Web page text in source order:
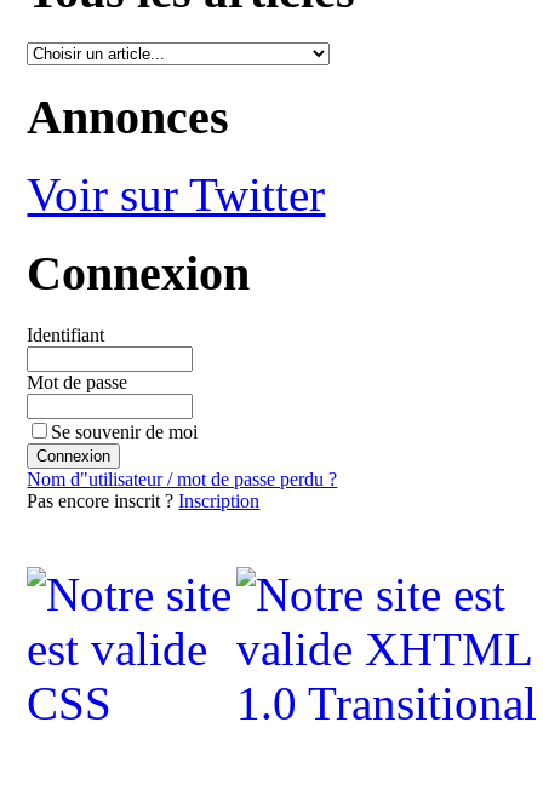
Annonces
Voir sur Twitter
Connexion
Identifiant
Mot de passe
Se souvenir de moi
Nom d"utilisateur / mot de passe perdu ?
Pas encore inscrit ?Inscription